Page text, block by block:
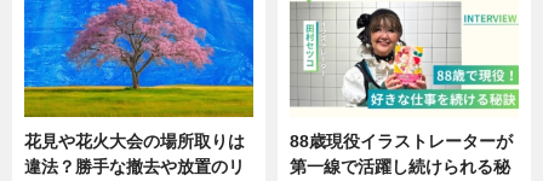
花見や花火大会の場所取りは
違法？勝手な撤去や放置のリ
88歳現役イラストレーターが
第一線で活躍し続けられる秘